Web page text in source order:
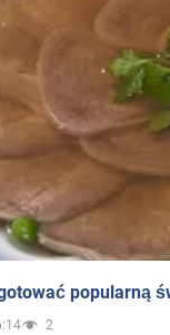
popularną
2